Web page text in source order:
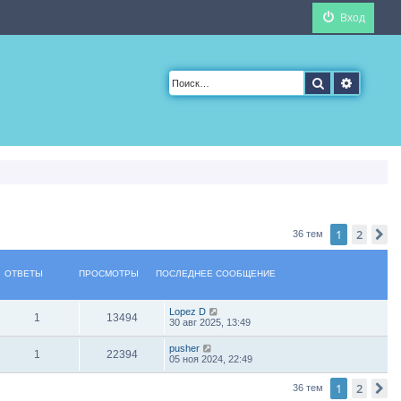
Вход
Поиск
36 тем 1 2
ОТВЕТЫ ПРОСМОТРЫ ПОСЛЕДНЕЕ СООБЩЕНИЕ
1 13494
Lopez D
30 авг 2025, 13:49
1 22394
pusher
05 ноя 2024, 22:49
36 тем 1 2